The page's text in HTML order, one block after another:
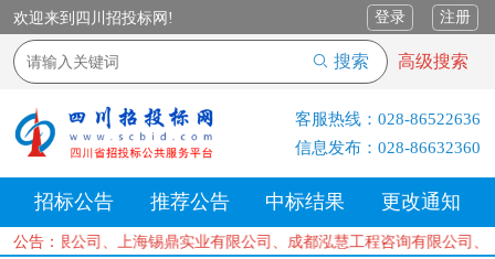
欢迎来到四川招投标网! 登录 注册
搜索 高级搜索
客服热线： 028-86522636
信息发布： 028-86632360
招标公告 推荐公告 中标结果 更改通知
公告： 司、上海锡鼎实业有限公司、成都泓慧工程咨询有限